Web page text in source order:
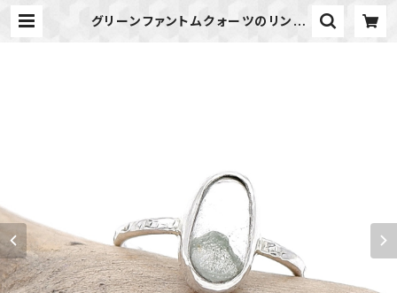
グリーンファントムクォーツのリング